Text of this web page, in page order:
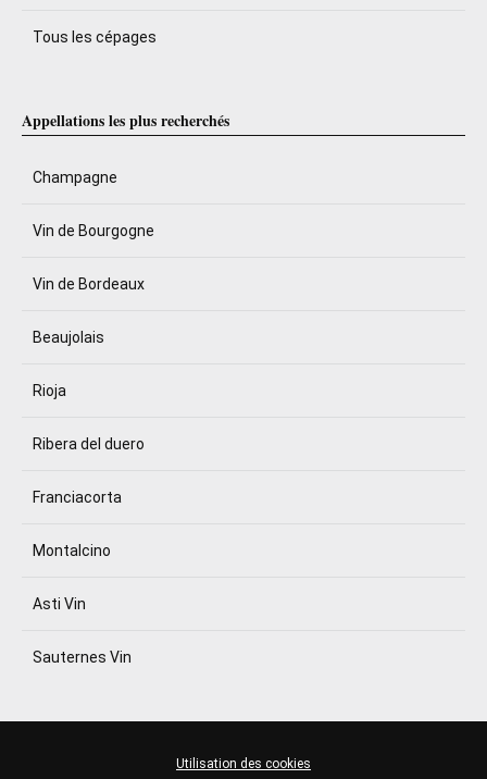
Tous les cépages
Appellations les plus recherchés
Champagne
Vin de Bourgogne
Vin de Bordeaux
Beaujolais
Rioja
Ribera del duero
Franciacorta
Montalcino
Asti Vin
Sauternes Vin
Utilisation des cookies